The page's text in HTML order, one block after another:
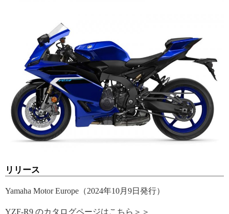
リリース
Yamaha Motor Europe（2024年10月9日発行）
YZF-R9 のカタログページはこちら＞＞